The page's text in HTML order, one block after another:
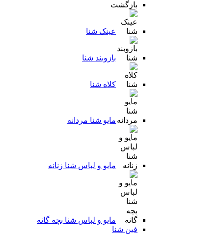
بازگشت
عینک شنا
بازوبند شنا
کلاه شنا
مایو شنا مردانه
مایو و لباس شنا زنانه
مایو و لباس شنا بچه گانه
فین شنا